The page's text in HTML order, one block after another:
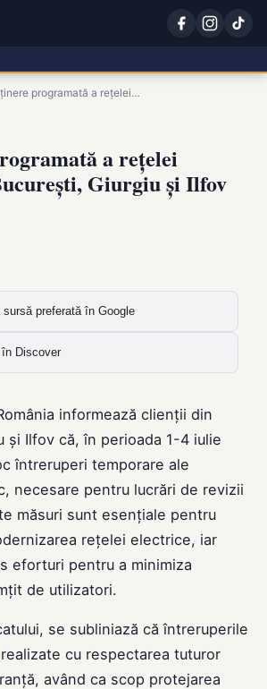
programată a rețelei…
a rețelei
Giurgiu și Ilfov
sursă preferată în Google
în Discover
informează clienții din
și Ilfov că, în perioada 1-4 iulie
întreruperi temporare ale
necesare pentru lucrări de revizii
măsuri sunt esențiale pentru
rețelei electrice, iar
eforturi pentru a minimiza
de utilizatori.
se subliniază că întreruperile
cu respectarea tuturor
având ca scop protejarea